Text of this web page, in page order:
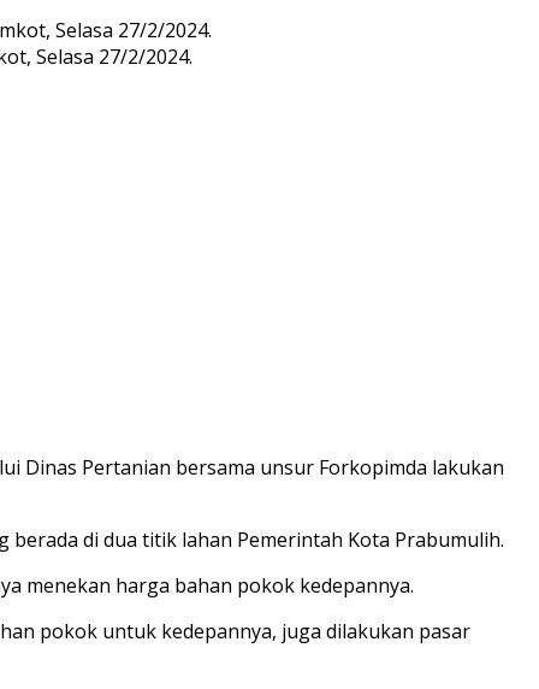
Selasa 27/2/2024.
Dinas Pertanian bersama unsur Forkopimda lakukan
di dua titik lahan Pemerintah Kota Prabumulih.
menekan harga bahan pokok kedepannya.
pokok untuk kedepannya, juga dilakukan pasar